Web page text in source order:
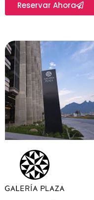
Reservar Ahora